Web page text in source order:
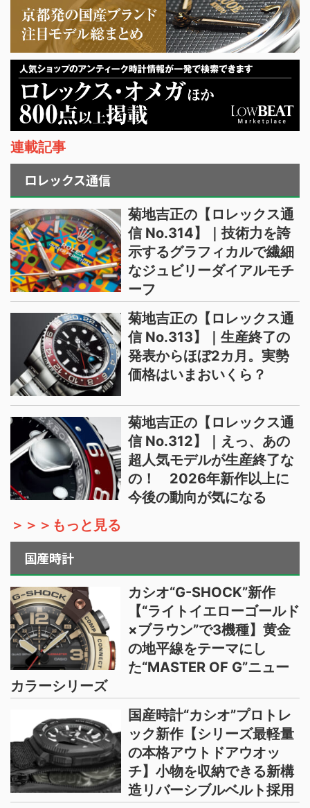
連載記事
ロレックス通信
菊地吉正の【ロレックス通
信 No.314】｜技術力を誇
示するグラフィカルで繊細
なジュビリーダイアルモチ
ーフ
菊地吉正の【ロレックス通
信 No.313】｜生産終了の
発表からほぼ2カ月。実勢
価格はいまおいくら？
菊地吉正の【ロレックス通
信 No.312】｜えっ、あの
超人気モデルが生産終了な
の！ 2026年新作以上に
今後の動向が気になる
＞＞＞もっと見る
国産時計
カシオ“G-SHOCK”新作
【“ライトイエローゴールド
×ブラウン”で3機種】黄金
の地平線をテーマにし
た“MASTER OF G”ニュー
カラーシリーズ
国産時計“カシオ”プロトレ
ック新作【シリーズ最軽量
の本格アウトドアウオッ
チ】小物を収納できる新構
造リバーシブルベルト採用